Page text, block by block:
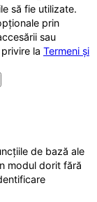
să fie utilizate.
prin
sau
la Termeni și
de bază ale
modul dorit fără